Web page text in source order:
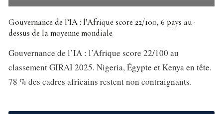
Gouvernance de l’IA : l’Afrique score 22/100, 6 pays au-
dessus de la moyenne mondiale
Gouvernance de l’IA : l’Afrique score 22/100 au
classement GIRAI 2025. Nigeria, Égypte et Kenya en tête.
78 % des cadres africains restent non contraignants.